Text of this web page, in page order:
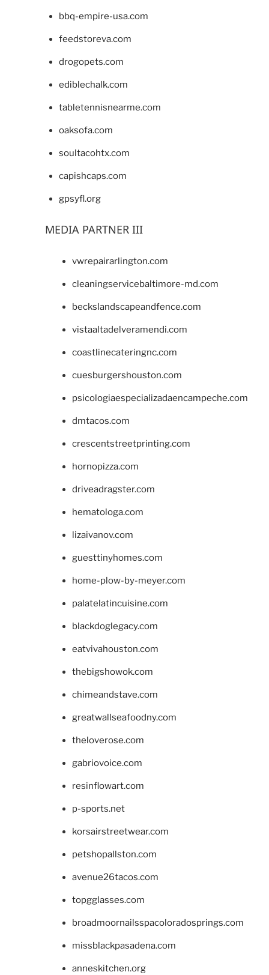
bbq-empire-usa.com
feedstoreva.com
drogopets.com
ediblechalk.com
tabletennisnearme.com
oaksofa.com
soultacohtx.com
capishcaps.com
gpsyfl.org
MEDIA PARTNER III
vwrepairarlington.com
cleaningservicebaltimore-md.com
beckslandscapeandfence.com
vistaaltadelveramendi.com
coastlinecateringnc.com
cuesburgershouston.com
psicologiaespecializadaencampeche.com
dmtacos.com
crescentstreetprinting.com
hornopizza.com
driveadragster.com
hematologa.com
lizaivanov.com
guesttinyhomes.com
home-plow-by-meyer.com
palatelatincuisine.com
blackdoglegacy.com
eatvivahouston.com
thebigshowok.com
chimeandstave.com
greatwallseafoodny.com
theloverose.com
gabriovoice.com
resinflowart.com
p-sports.net
korsairstreetwear.com
petshopallston.com
avenue26tacos.com
topgglasses.com
broadmoornailsspacoloradosprings.com
missblackpasadena.com
anneskitchen.org